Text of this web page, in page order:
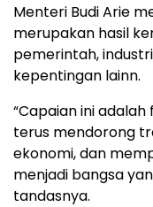
Menteri Budi Arie
merupakan hasil
pemerintah,
kepentingan lainn.
“Capaian ini
terus mendorong
ekonomi, dan
menjadi bangsa
tandasnya.